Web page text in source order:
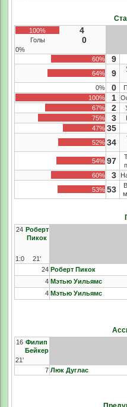
100% 4
Голы 0
0%
60%
9
64%
9
0%
0
100%
1
67%
2
75%
3
47% 35
52% 34
54% 97
60%
3
53% 53
24 Роберт
Пикок
1:0
21'
24 Роберт Пикок
4 Мэтью Уильямс
4 Мэтью Уильямс
16 Филип
Бейкер
21'
7 Люк Дуглас